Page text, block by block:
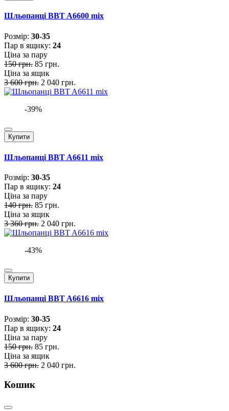
Шльопанці BBT A6600 mix
Розмiр: 30-35
Пар в ящику: 24
Ціна за пару
150 грн. 85 грн.
Ціна за ящик
3 600 грн. 2 040 грн.
-39%
Купити
Шльопанці BBT A6611 mix
Розмiр: 30-35
Пар в ящику: 24
Ціна за пару
140 грн. 85 грн.
Ціна за ящик
3 360 грн. 2 040 грн.
-43%
Купити
Шльопанці BBT A6616 mix
Розмiр: 30-35
Пар в ящику: 24
Ціна за пару
150 грн. 85 грн.
Ціна за ящик
3 600 грн. 2 040 грн.
Кошик